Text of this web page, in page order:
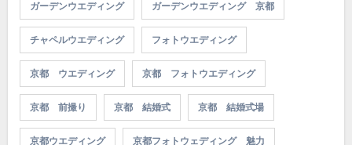
ガーデンウエディング ガーデンウエディング 京都
チャペルウエディング フォトウエディング
京都 ウエディング 京都 フォトウエディング
京都 前撮り 京都 結婚式 京都 結婚式場
京都ウエディング 京都フォトウェディング 魅力